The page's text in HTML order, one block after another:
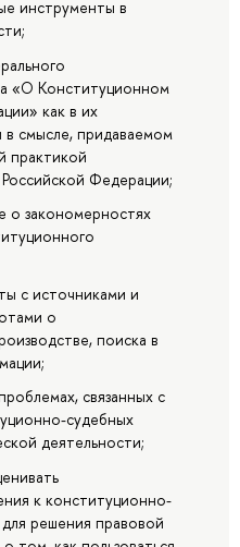
инструменты в
«О Конституционном
как в их
в смысле, придаваемом
практикой
Федерации;
о закономерностях
с источниками и
о
поиска в
связанных с
судебных
деятельности;
к конституционно-
решения правовой